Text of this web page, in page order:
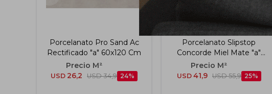
Porcelanato Pro Sand Ac
Rectificado "a" 60x120 Cm
USD 26,2 USD 34,9 24
Porcelanato Slipstop
Concorde Miel Mate "a"
30x150 Cm
USD 41,9 USD 55,9 25